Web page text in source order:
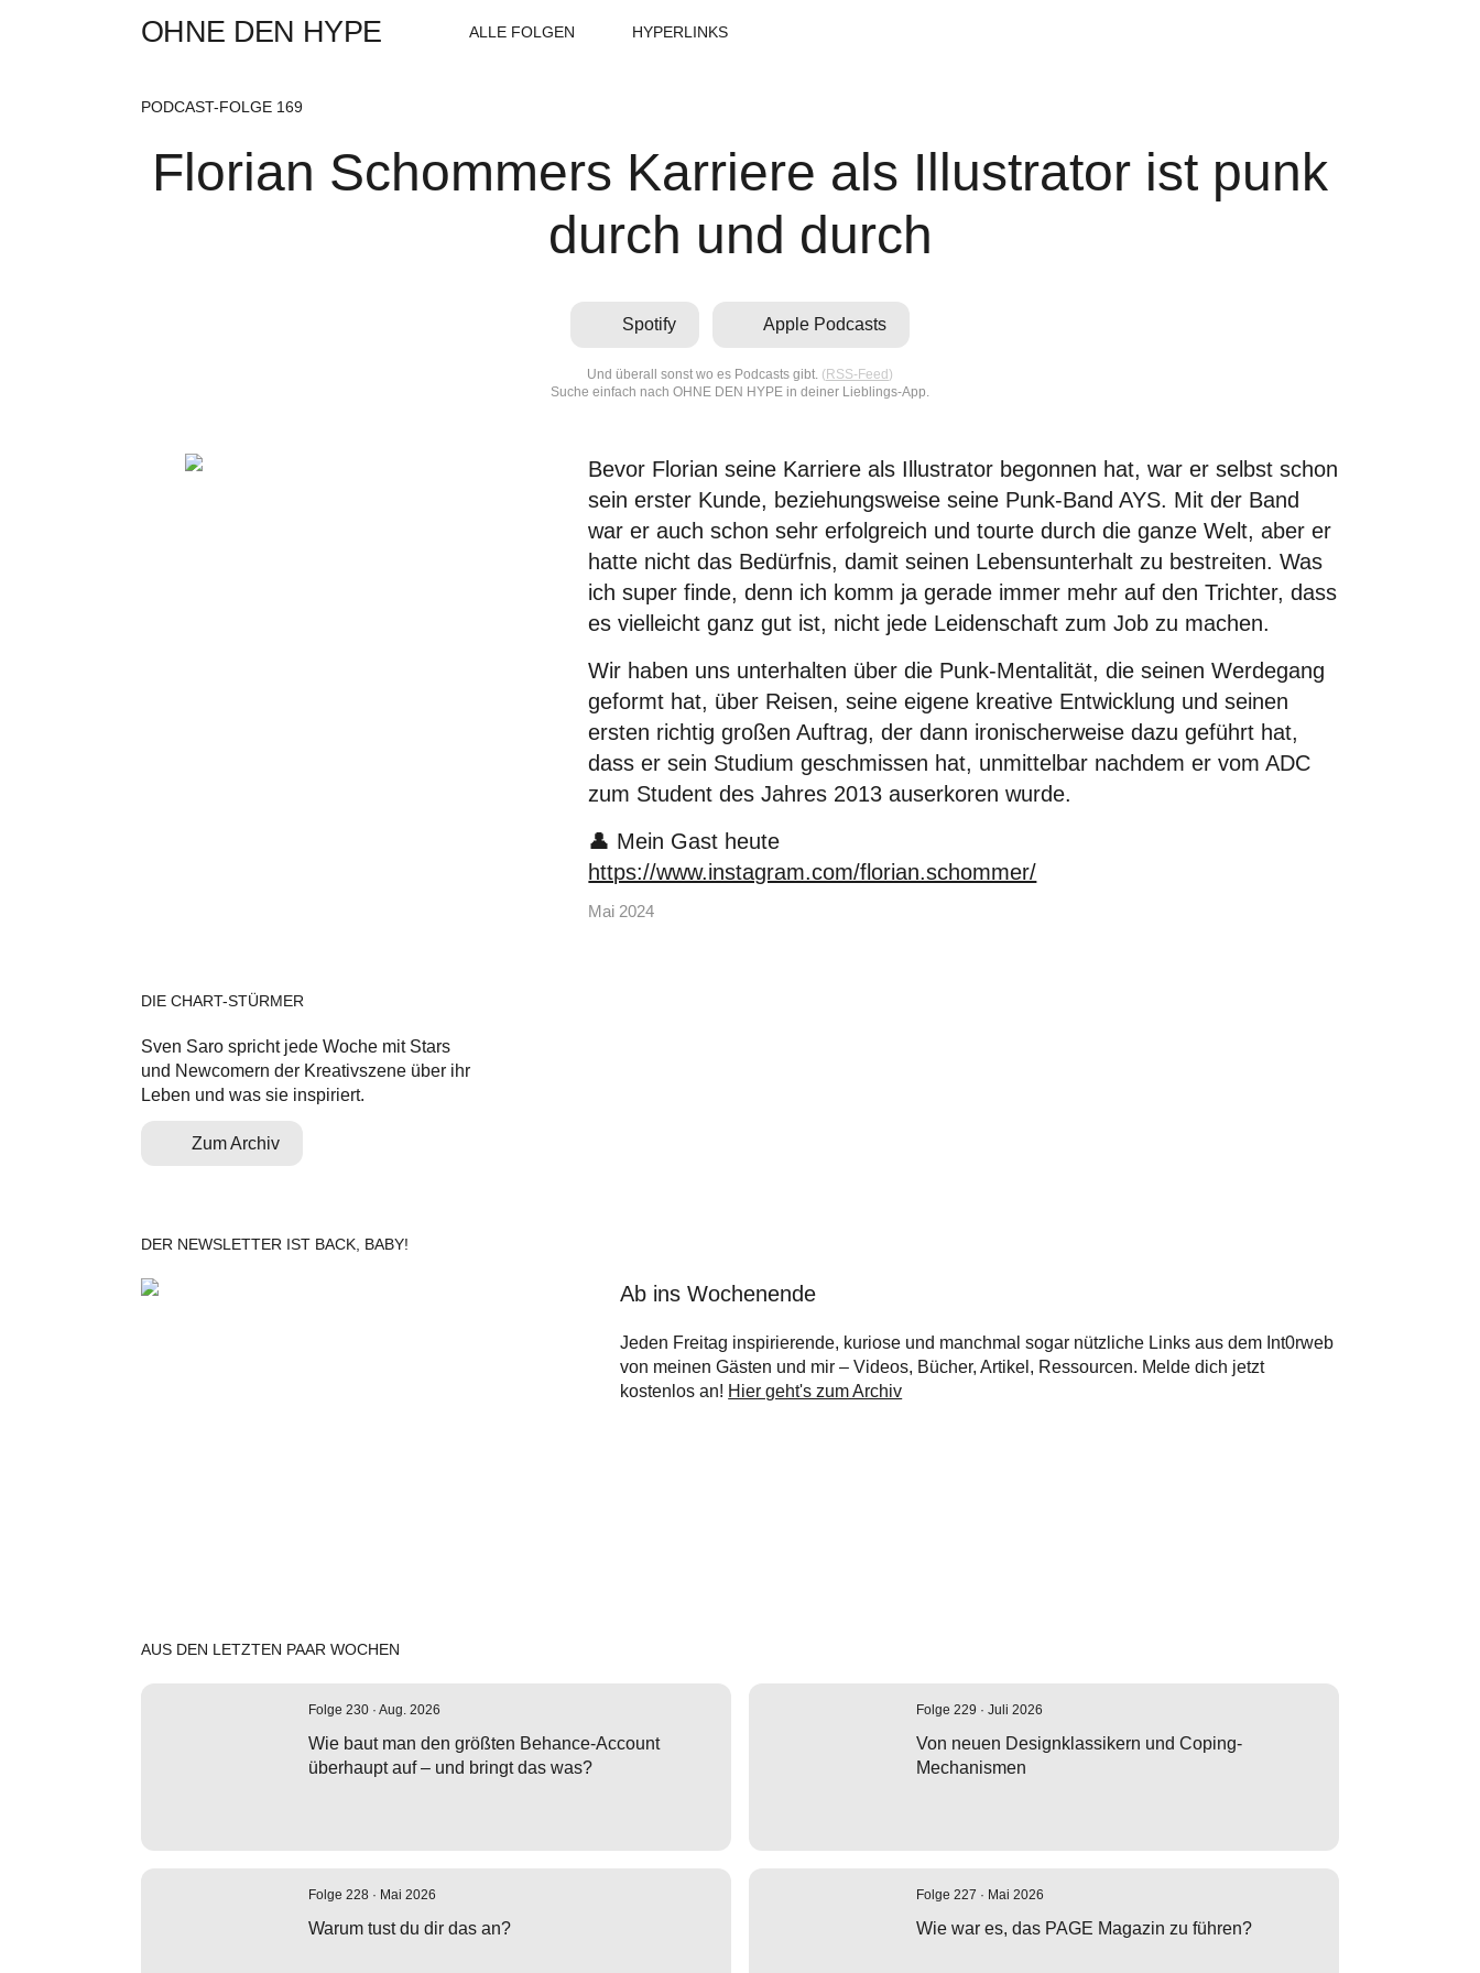
OHNE DEN HYPE ALLE FOLGEN HYPERLINKS
PODCAST-FOLGE 169
Florian Schommers Karriere als Illustrator ist punk
durch und durch
Spotify Apple Podcasts
Und überall sonst wo es Podcasts gibt. (RSS-Feed)
Suche einfach nach OHNE DEN HYPE in deiner Lieblings-App.
Bevor Florian seine Karriere als Illustrator begonnen hat, war er selbst schon
sein erster Kunde, beziehungsweise seine Punk-Band AYS. Mit der Band
war er auch schon sehr erfolgreich und tourte durch die ganze Welt, aber er
hatte nicht das Bedürfnis, damit seinen Lebensunterhalt zu bestreiten. Was
ich super finde, denn ich komm ja gerade immer mehr auf den Trichter, dass
es vielleicht ganz gut ist, nicht jede Leidenschaft zum Job zu machen.
Wir haben uns unterhalten über die Punk-Mentalität, die seinen Werdegang
geformt hat, über Reisen, seine eigene kreative Entwicklung und seinen
ersten richtig großen Auftrag, der dann ironischerweise dazu geführt hat,
dass er sein Studium geschmissen hat, unmittelbar nachdem er vom ADC
zum Student des Jahres 2013 auserkoren wurde.
👤 Mein Gast heute
https://www.instagram.com/florian.schommer/
Mai 2024
DIE CHART-STÜRMER
Sven Saro spricht jede Woche mit Stars
und Newcomern der Kreativszene über ihr
Leben und was sie inspiriert.
Zum Archiv
DER NEWSLETTER IST BACK, BABY!
Ab ins Wochenende
Jeden Freitag inspirierende, kuriose und manchmal sogar nützliche Links aus dem Int0rweb
von meinen Gästen und mir – Videos, Bücher, Artikel, Ressourcen. Melde dich jetzt
kostenlos an! Hier geht's zum Archiv
AUS DEN LETZTEN PAAR WOCHEN
Folge 230 · Aug. 2026
Wie baut man den größten Behance-Account
überhaupt auf – und bringt das was?
Folge 229 · Juli 2026
Von neuen Designklassikern und Coping-
Mechanismen
Folge 228 · Mai 2026
Warum tust du dir das an?
Folge 227 · Mai 2026
Wie war es, das PAGE Magazin zu führen?